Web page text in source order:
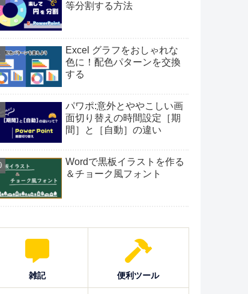
等分割する方法
Excel グラフをおしゃれな
色に！配色パターンを交換
する
パワポ:意外とややこしい画
面切り替えの時間設定［期
間］と［自動］の違い
Wordで黒板イラストを作る
＆チョーク風フォント
雑記 便利ツール